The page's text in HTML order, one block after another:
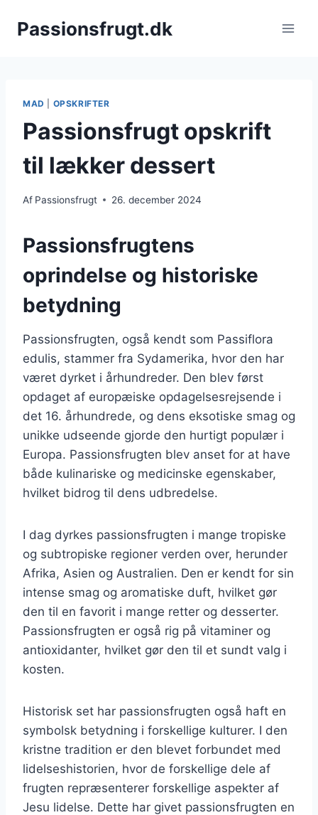
Passionsfrugt.dk
MAD OPSKRIFTER
Passionsfrugt opskrift
til lækker dessert
Af Passionsfrugt 26. december 2024
Passionsfrugtens
oprindelse og historiske
betydning
Passionsfrugten, også kendt som Passiflora
edulis, stammer fra Sydamerika, hvor den har
været dyrket i århundreder. Den blev først
opdaget af europæiske opdagelsesrejsende i
det 16. århundrede, og dens eksotiske smag og
unikke udseende gjorde den hurtigt populær i
Europa. Passionsfrugten blev anset for at have
både kulinariske og medicinske egenskaber,
hvilket bidrog til dens udbredelse.
I dag dyrkes passionsfrugten i mange tropiske
og subtropiske regioner verden over, herunder
Afrika, Asien og Australien. Den er kendt for sin
intense smag og aromatiske duft, hvilket gør
den til en favorit i mange retter og desserter.
Passionsfrugten er også rig på vitaminer og
antioxidanter, hvilket gør den til et sundt valg i
kosten.
Historisk set har passionsfrugten også haft en
symbolsk betydning i forskellige kulturer. I den
kristne tradition er den blevet forbundet med
lidelseshistorien, hvor de forskellige dele af
frugten repræsenterer forskellige aspekter af
Jesu lidelse. Dette har givet passionsfrugten en